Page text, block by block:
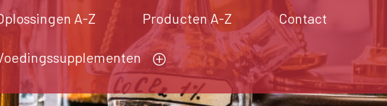
A-Z Producten A-Z Contact